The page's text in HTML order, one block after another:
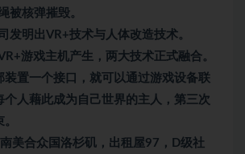
被核弹摧毁。
发明出VR+技术与人体改造技术。
游戏主机产生，两大技术正式融合。
装置一个接口，就可以通过游戏设备联
个人藉此成为自己世界的主人，第三次
美合众国洛杉矶，出租屋97，D级社